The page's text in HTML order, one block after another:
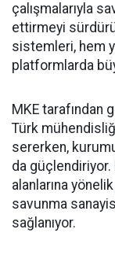
çalışmalarıyla
ettirmeyi
sistemleri, hem
platformlarda
MKE tarafından
Türk
sererken,
da güçlendiriyor.
alanlarına
savunma
sağlanıyor.